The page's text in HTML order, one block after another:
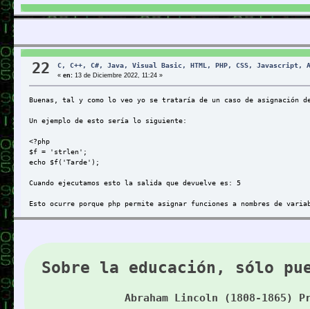
$age['Peter'] = "35";
Un ejemplo de uso sería:
$age = array("Peter"=>"35", "Ben"=>"37", "Joe"=>"43");
echo "Peter is " . $age['Peter'] . " years old.";
En este caso
$productos['leche'] = "3";
22 C, C++, C#, Java, Visual Basic, HTML, PHP, CSS, Javascript,
«en: 13 de Diciembre 2022, 11:24 »
Buenas, tal y como lo veo yo se trataría de un caso de asignación
Un ejemplo de esto sería lo siguiente:
<?php
$f = 'strlen';
echo $f('Tarde');
Cuando ejecutamos esto la salida que devuelve es: 5
Esto ocurre porque php permite asignar funciones a nombres de
No sé si era esto lo que te generaba dudas o si era otra cosa.
22 de Noviembre 2022, 21:24 »
Sobre la educación, sólo
Abraham Lincoln (1808-1865)